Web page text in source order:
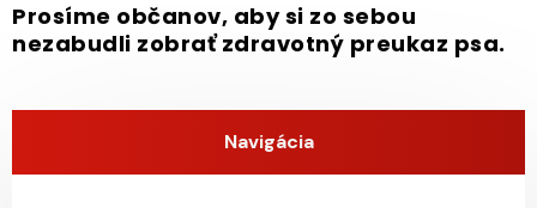
Prosíme občanov, aby si zo sebou
nezabudli zobrať zdravotný preukaz psa.
Navigácia